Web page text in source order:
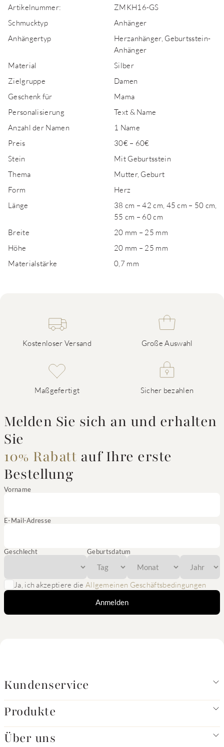
Artikelnummer:
ZMKH16-GS
Schmucktyp
Anhänger
Anhängertyp
Herzanhänger, Geburtsstein-
Anhänger
Material
Silber
Zielgruppe
Damen
Geschenk für
Mama
Personalisierung
Text & Name
Anzahl der Namen
1 Name
Preis
30€ – 60€
Stein
Mit Geburtsstein
Thema
Mutter, Geburt
Form
Herz
Länge
38 cm – 42 cm, 45 cm – 50 cm,
55 cm – 60 cm
Breite
20 mm – 25 mm
Höhe
20 mm – 25 mm
Materialstärke
0,7 mm
Kostenloser Versand Große Auswahl
Maßgefertigt Sicher bezahlen
Melden Sie sich an und erhalten
Sie
10% Rabatt auf Ihre erste
Bestellung
Vorname
E-Mail-Adresse
Geschlecht Geburtsdatum
Ja, ich akzeptiere die Allgemeinen Geschäftsbedingungen
Anmelden
Kundenservice
Produkte
Über uns